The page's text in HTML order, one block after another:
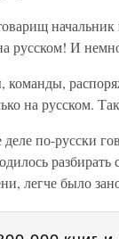
начальник
русском! И
команды,
на русском.
по-русски
легче было